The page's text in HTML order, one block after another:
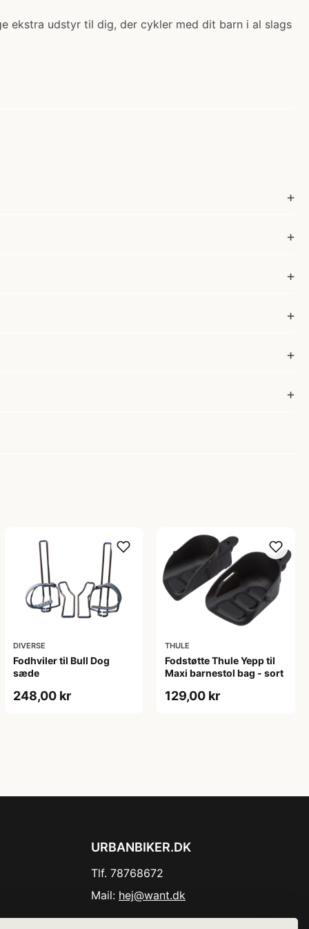
ekstra udstyr til dig, der cykler med dit barn i al slags
DIVERSE
Fodhviler til Bull Dog
sæde
248,00 kr
THULE
Fodstøtte Thule Yepp til
Maxi barnestol bag - sort
129,00 kr
URBANBIKER.DK
Tlf. 78768672
Mail: hej@want.dk